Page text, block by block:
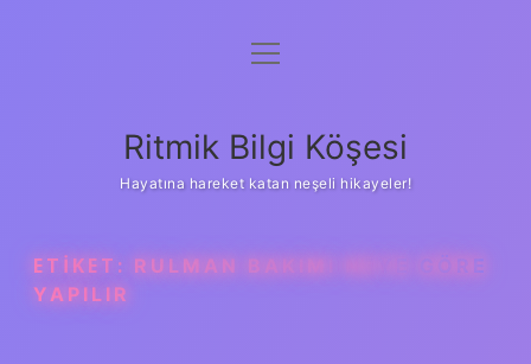
Anasayfa
Yasal Uyarı
menüyü
Ritmik Bilgi Köşesi
Hayatına hareket katan neşeli hikayeler!
ETIKET: RULMAN BAKIMI NEYE GÖRE
YAPILIR